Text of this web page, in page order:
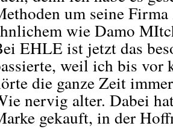
um seine
wie Damo
EHLE ist jetzt das
weil ich bis vor
die ganze Zeit
nervig alter. Dabei
gekauft, in der